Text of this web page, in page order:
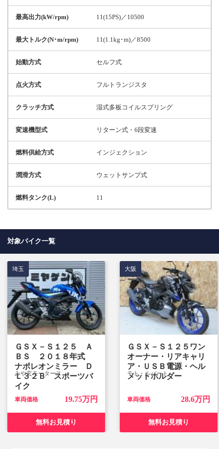
最高出力(kW/rpm) 11(15PS)／10500
最大トルク(N･m/rpm) 11(1.1kg･m)／8500
始動方式 セルフ式
点火方式 フルトランジスタ
クラッチ方式 湿式多板コイルスプリング
変速機型式 リターン式・6段変速
燃料供給方式 インジェクション
潤滑方式 ウェットサンプ式
燃料タンク(L) 11
対象バイク一覧
ＧＳＸ－Ｓ１２５ Ａ
ＢＳ ２０１８年式
ナポレオンミラー Ｄ
Ｌ３２Ｂ スポーツバ
イク
みや玄モータース
埼玉
車両価格 19.75万円
無料お見積り
ＧＳＸ－Ｓ１２５ワン
オーナー・リアキャリ
ア・ＵＳＢ電源・ヘル
メットホルダー
モト・ルバート
大阪
車両価格 28.6万円
無料お見積り